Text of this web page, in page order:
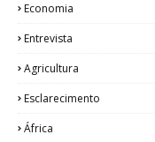
Economia
Entrevista
Agricultura
Esclarecimento
África